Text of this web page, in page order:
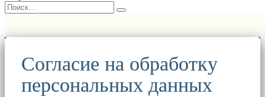
Согласие на обработку
персональных данных